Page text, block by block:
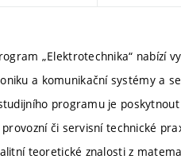
„Elektrotechnika“ nabízí
a komunikační systémy a
programu je
či servisní technické
teoretické znalosti z